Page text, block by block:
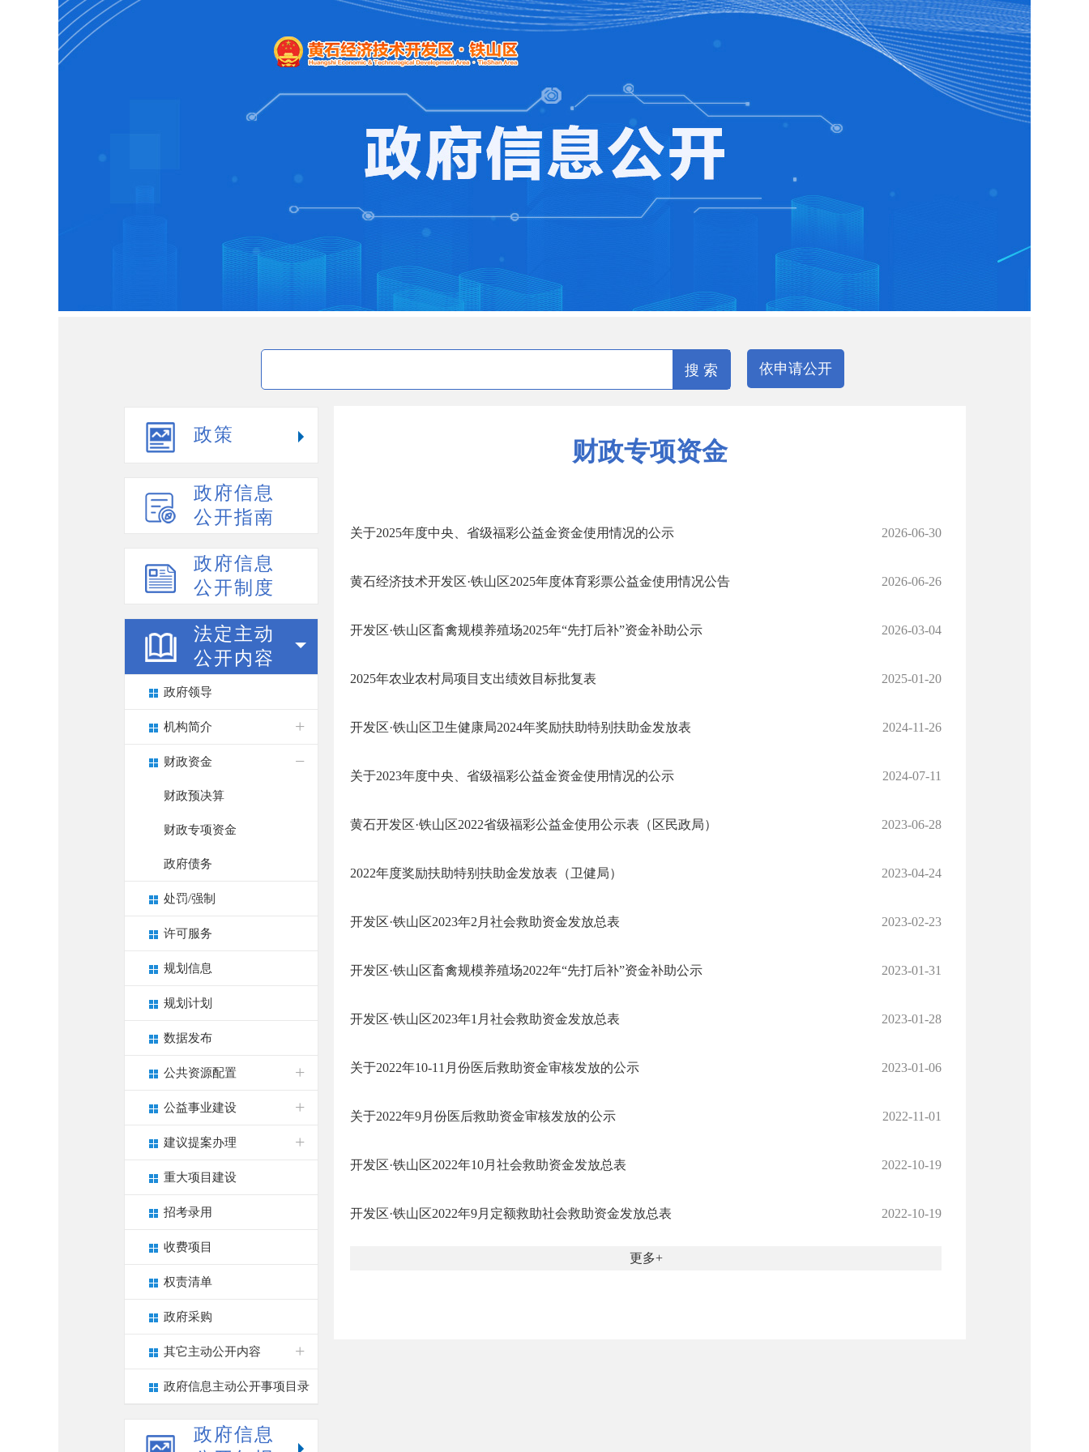
搜 索 依申请公开
政策
政府信息
公开指南
政府信息
公开制度
法定主动
公开内容
政府领导
机构简介
财政资金
财政预决算
财政专项资金
政府债务
处罚/强制
许可服务
规划信息
规划计划
数据发布
公共资源配置
公益事业建设
建议提案办理
重大项目建设
招考录用
收费项目
权责清单
政府采购
其它主动公开内容
政府信息主动公开事项目录
政府信息
财政专项资金
2026-06-30
关于2025年度中央、省级福彩公益金资金使用情况的公示
2026-06-26
黄石经济技术开发区·铁山区2025年度体育彩票公益金使用情况公告
2026-03-04
开发区·铁山区畜禽规模养殖场2025年“先打后补”资金补助公示
2025-01-20
2025年农业农村局项目支出绩效目标批复表
2024-11-26
开发区·铁山区卫生健康局2024年奖励扶助特别扶助金发放表
2024-07-11
关于2023年度中央、省级福彩公益金资金使用情况的公示
2023-06-28
黄石开发区·铁山区2022省级福彩公益金使用公示表（区民政局）
2023-04-24
2022年度奖励扶助特别扶助金发放表（卫健局）
2023-02-23
开发区·铁山区2023年2月社会救助资金发放总表
2023-01-31
开发区·铁山区畜禽规模养殖场2022年“先打后补”资金补助公示
2023-01-28
开发区·铁山区2023年1月社会救助资金发放总表
2023-01-06
关于2022年10-11月份医后救助资金审核发放的公示
2022-11-01
关于2022年9月份医后救助资金审核发放的公示
2022-10-19
开发区·铁山区2022年10月社会救助资金发放总表
2022-10-19
开发区·铁山区2022年9月定额救助社会救助资金发放总表
更多